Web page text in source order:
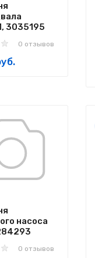
3035195
0 отзывов
насоса
0 отзывов